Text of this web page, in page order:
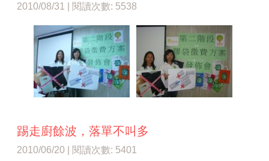
2010/08/31 | 閱讀次數: 5538
踢走廚餘波，落單不叫多
2010/06/20 | 閱讀次數: 5401